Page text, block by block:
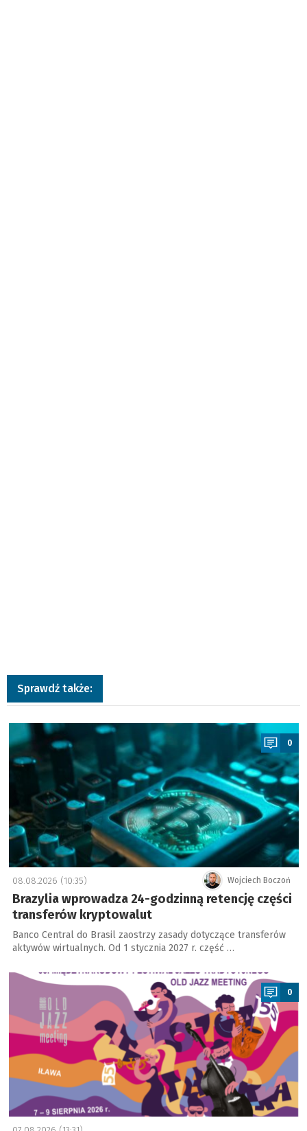
Sprawdź także:
a
0
Wojciech Boczoń
08.08.2026 (10:35)
Brazylia wprowadza 24-godzinną retencję części
transferów kryptowalut
Banco Central do Brasil zaostrzy zasady dotyczące transferów
aktywów wirtualnych. Od 1 stycznia 2027 r. część …
a
0